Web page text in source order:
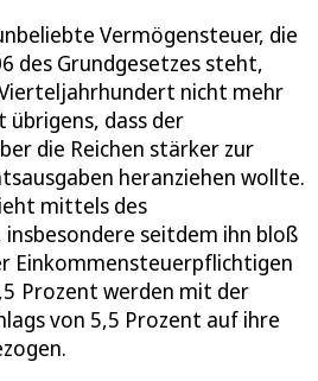
Vermögensteuer, die
des Grundgesetzes steht,
nicht mehr
übrigens, dass der
die Reichen stärker zur
heranziehen wollte.
mittels des
seitdem ihn bloß
Einkommensteuerpflichtigen
Prozent werden mit der
von 5,5 Prozent auf ihre